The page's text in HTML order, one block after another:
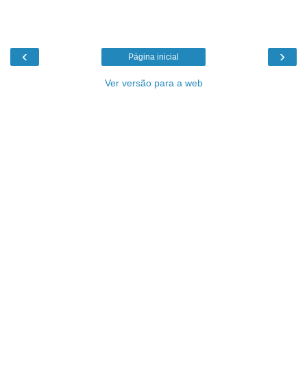
‹ ›
Página inicial
Ver versão para a web